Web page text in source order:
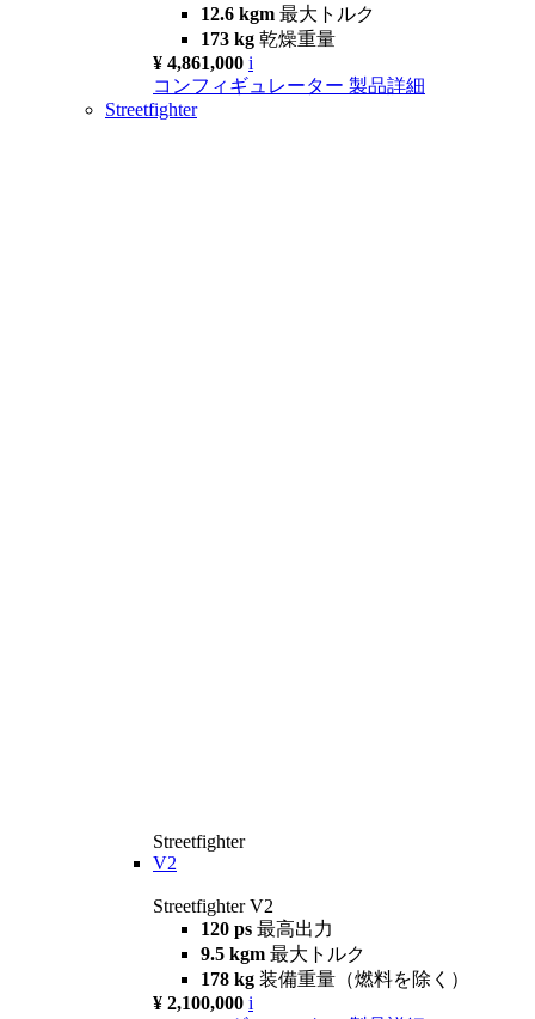
12.6 kgm 最大トルク
173 kg 乾燥重量
¥ 4,861,000 i
コンフィギュレーター 製品詳細
Streetfighter
Streetfighter
V2
Streetfighter V2
120 ps 最高出力
9.5 kgm 最大トルク
178 kg 装備重量（燃料を除く）
¥ 2,100,000 i